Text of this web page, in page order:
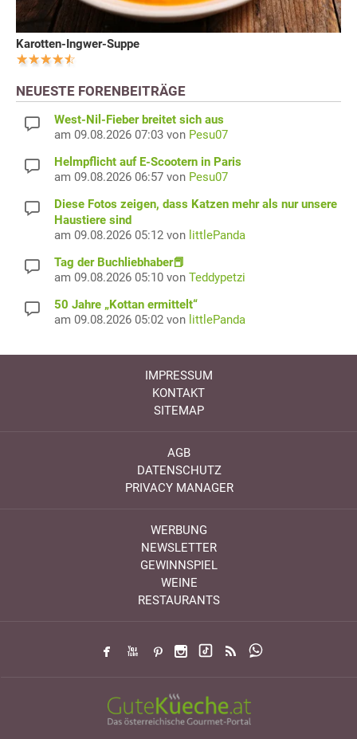
Karotten-Ingwer-Suppe
NEUESTE FORENBEITRÄGE
West-Nil-Fieber breitet sich aus
am 09.08.2026 07:03 von Pesu07
Helmpflicht auf E-Scootern in Paris
am 09.08.2026 06:57 von Pesu07
Diese Fotos zeigen, dass Katzen mehr als nur unsere
Haustiere sind
am 09.08.2026 05:12 von littlePanda
Tag der Buchliebhaber📕
am 09.08.2026 05:10 von Teddypetzi
50 Jahre „Kottan ermittelt“
am 09.08.2026 05:02 von littlePanda
IMPRESSUM
KONTAKT
SITEMAP
AGB
DATENSCHUTZ
PRIVACY MANAGER
WERBUNG
NEWSLETTER
GEWINNSPIEL
WEINE
RESTAURANTS